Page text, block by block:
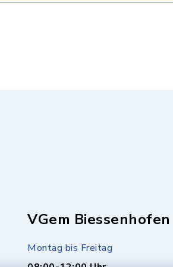
VGem Biessenhofen
Montag bis Freitag